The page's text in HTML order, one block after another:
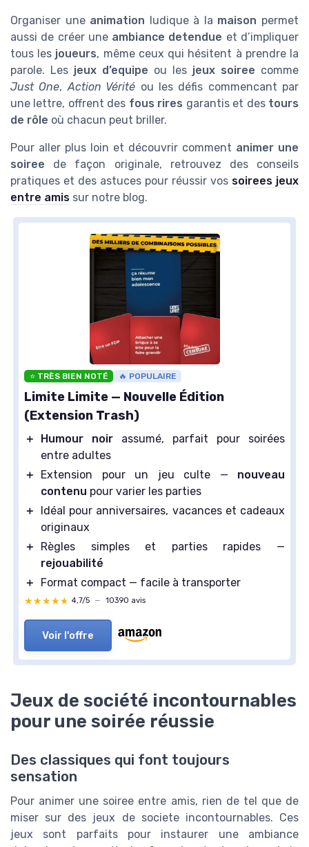
Organiser une animation ludique à la maison permet
aussi de créer une ambiance detendue et d’impliquer
tous les joueurs, même ceux qui hésitent à prendre la
parole. Les jeux d’equipe ou les jeux soiree comme
Just One,Action Vérité ou les défis commencant par
une lettre, offrent des fous rires garantis et des tours
de rôle où chacun peut briller.
Pour aller plus loin et découvrir comment animer une
soiree de façon originale, retrouvez des conseils
pratiques et des astuces pour réussir vos soirees jeux
entre amis sur notre blog.
⭐ TRÈS BIEN NOTÉ 🔥 POPULAIRE
Limite Limite — Nouvelle Édition
(Extension Trash)
＋ Humour noir assumé, parfait pour soirées
entre adultes
＋
Extension pour un jeu culte — nouveau
contenu pour varier les parties
＋
Idéal pour anniversaires, vacances et cadeaux
originaux
＋
Règles simples et parties rapides —
rejouabilité
＋
Format compact — facile à transporter
★★★★★
★★★★★ 4,7/5 — 10390 avis
Voir l'offre
Jeux de société incontournables
pour une soirée réussie
Des classiques qui font toujours
sensation
Pour animer une soiree entre amis, rien de tel que de
miser sur des jeux de societe incontournables. Ces
jeux sont parfaits pour instaurer une ambiance